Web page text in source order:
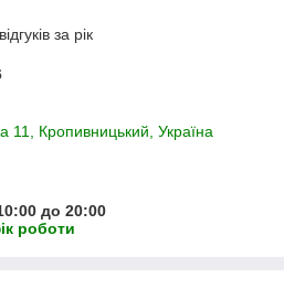
за рік
11, Кропивницький, Україна
до 20:00
роботи